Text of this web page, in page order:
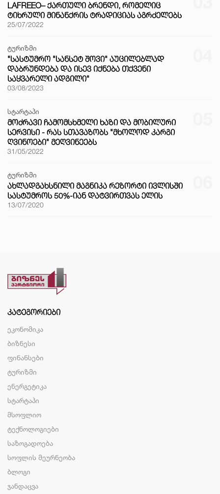
LAFREEO– ᲥᲐᲠᲗᲣᲚᲘ ᲑᲠᲔᲜᲓᲘ, ᲠᲝᲛᲔᲚᲘᲪ
ᲢᲘᲮᲠᲣᲚᲘ ᲛᲘᲜᲐᲜᲥᲠᲘᲡ ᲢᲠᲐᲓᲘᲪᲘᲐᲡ ᲐᲒᲠᲫᲔᲚᲔᲑᲡ
25/07/2022
ტურიზმი
"ᲡᲐᲡᲢᲣᲛᲠᲝ "ᲡᲐᲜᲡᲔᲢ ᲨᲝᲕᲘ" ᲐᲣᲪᲘᲚᲔᲑᲚᲐᲓ
ᲓᲐᲑᲠᲣᲜᲓᲔᲑᲐ ᲓᲐ ᲘᲡᲔᲕ ᲘᲥᲜᲔᲑᲐ ᲗᲥᲕᲔᲜᲘ
ᲡᲐᲧᲕᲐᲠᲔᲚᲘ ᲐᲓᲒᲘᲚᲘ"
03/08/2023
სტარტაპი
ᲛᲝᲫᲠᲐᲕᲘ ᲩᲐᲛᲝᲛᲡᲮᲛᲔᲚᲘ ᲮᲐᲖᲘ ᲓᲐ ᲛᲝᲑᲘᲚᲣᲠᲘ
ᲡᲔᲠᲕᲘᲡᲘ - ᲠᲐᲡ ᲡᲗᲐᲕᲐᲖᲝᲑᲡ "ᲛᲮᲝᲚᲝᲓ ᲙᲐᲠᲒᲘ
ᲦᲕᲘᲜᲝᲔᲑᲘ" ᲛᲔᲦᲕᲘᲜᲔᲔᲑᲡ
31/05/2022
ტურიზმი
ᲐᲮᲚᲐᲓᲒᲐᲮᲡᲜᲘᲚᲘ ᲛᲐᲒᲜᲘᲙᲐ ᲠᲔᲖᲝᲠᲢᲘ ᲘᲕᲚᲘᲡᲨᲘ
ᲡᲐᲡᲢᲣᲛᲠᲝᲡ 50%-ᲘᲐᲜ ᲓᲐᲢᲕᲘᲠᲗᲕᲐᲡ ᲔᲚᲘᲡ
13/07/2020
ᲙᲐᲢᲔᲒᲝᲠᲘᲔᲑᲘ
ეკონომიკა
ბიზნესი
ფინანსები
ტურიზმი
ენერგეტიკა
სტარტაპი
მსოფლიო
ტექნოლოგიები
საზოგადოება
სოფლის მეურნეობა
ბლოგი
ჯანდაცვა